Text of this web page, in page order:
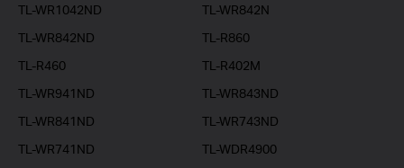
TL-WR1042ND
TL-WR842N
TL-WR842ND
TL-R860
TL-R460
TL-R402M
TL-WR941ND
TL-WR843ND
TL-WR841ND
TL-WR743ND
TL-WR741ND
TL-WDR4900